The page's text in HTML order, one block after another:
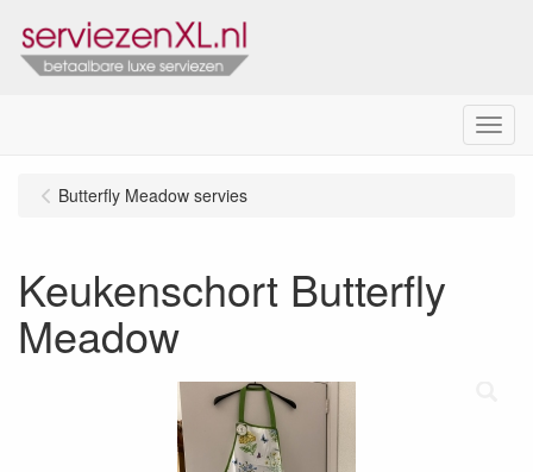
Menu
Butterfly Meadow servies
Keukenschort Butterfly
Meadow